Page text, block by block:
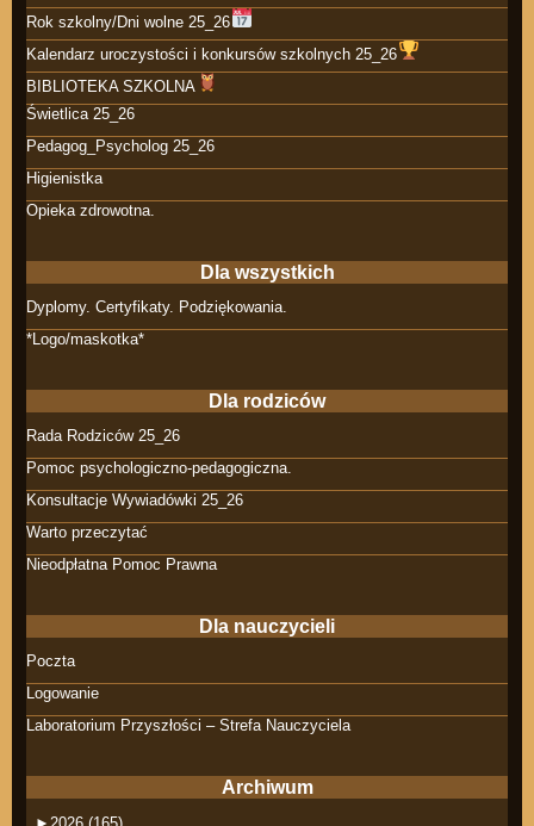
Rok szkolny/Dni wolne 25_26
Kalendarz uroczystości i konkursów szkolnych 25_26
BIBLIOTEKA SZKOLNA
Świetlica 25_26
Pedagog_Psycholog 25_26
Higienistka
Opieka zdrowotna.
Dla wszystkich
Dyplomy. Certyfikaty. Podziękowania.
*Logo/maskotka*
Dla rodziców
Rada Rodziców 25_26
Pomoc psychologiczno-pedagogiczna.
Konsultacje Wywiadówki 25_26
Warto przeczytać
Nieodpłatna Pomoc Prawna
Dla nauczycieli
Poczta
Logowanie
Laboratorium Przyszłości – Strefa Nauczyciela
Archiwum
► 2026 (165)